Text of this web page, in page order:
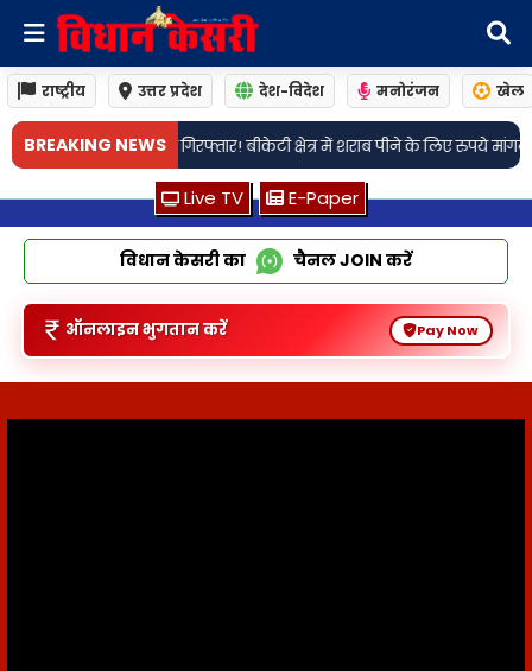
राष्ट्रीय उत्तर प्रदेश देश-विदेश मनोरंजन खेल
BREAKING NEWS
में शराब पीने के लिए रुपये मांगने को लेकर हुए था विवाद• लखनऊ: सैरपुर थाना
Live TV E-Paper
विधान केसरी का चैनलJOIN करें
ऑनलाइन भुगतान करें Pay Now